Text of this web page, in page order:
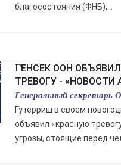
благосостояния (ФНБ),...
ГЕНСЕК ООН ОБЪЯВИЛ КРАСНУЮ
ТРЕВОГУ - «НОВОСТИ
Генеральный
Гутерриш в своем
объявил «красную
угрозы, стоящие перед